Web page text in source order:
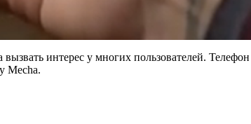
интерес у многих пользователей.
Mecha.